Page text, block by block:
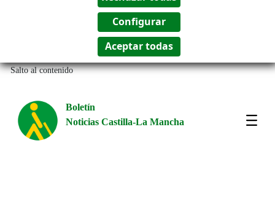
Salto al contenido
Boletín
Noticias Castilla-La Mancha